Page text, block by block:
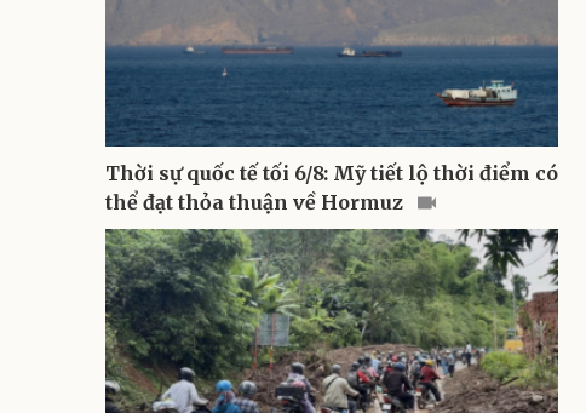
Thời sự quốc tế tối 6/8: Mỹ tiết lộ thời điểm có
thể đạt thỏa thuận về Hormuz